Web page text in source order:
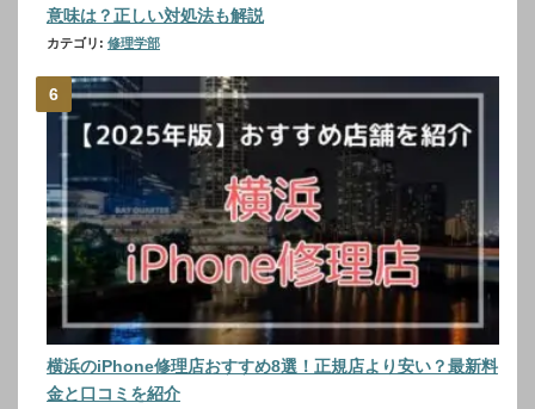
意味は？正しい対処法も解説
カテゴリ: 修理学部
横浜のiPhone修理店おすすめ8選！正規店より安い？最新料
金と口コミを紹介